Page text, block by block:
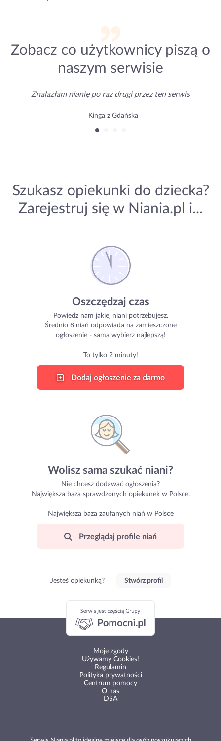
Zobacz co użytkownicy piszą o
naszym serwisie
Znalazłam nianię po raz drugi przez ten serwis
Kinga z Gdańska
Szukasz opiekunki do dziecka?
Zarejestruj się w Niania.pl i...
Oszczędzaj czas
Powiedz nam jakiej niani potrzebujesz.
Średnio 8 niań odpowiada na zamieszczone
ogłoszenie - sama wybierz najlepszą!
To tylko 2 minuty!
Dodaj ogłoszenie za darmo
Wolisz sama szukać niani?
Nie chcesz dodawać ogłoszenia?
Największa baza sprawdzonych opiekunek w Polsce.
Największa baza zaufanych niań w Polsce
Przeglądaj profile niań
Jesteś opiekunką? Stwórz profil
Moje zgody
Używamy Cookies!
Regulamin
Polityka prywatności
Centrum pomocy
O nas
DSA